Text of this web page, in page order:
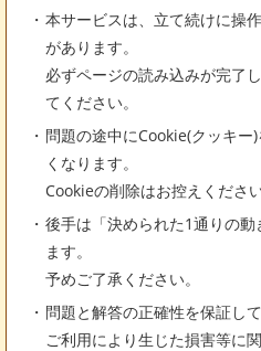
本サービスは、立て続けに操
があります。
必ずページの読み込みが完了
てください。
問題の途中にCookie(クッキ
くなります。
Cookieの削除はお控えください
後手は「決められた1通りの
ます。
予めご了承ください。
問題と解答の正確性を保証して
ご利用により生じた損害等に